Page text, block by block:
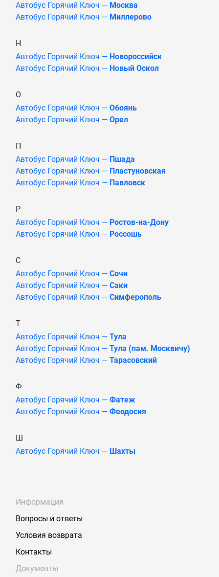
Автобус Горячий Ключ — Москва
Автобус Горячий Ключ — Миллерово
Н
Автобус Горячий Ключ — Новороссийск
Автобус Горячий Ключ — Новый Оскол
О
Автобус Горячий Ключ — Обоянь
Автобус Горячий Ключ — Орел
П
Автобус Горячий Ключ — Пшада
Автобус Горячий Ключ — Пластуновская
Автобус Горячий Ключ — Павловск
Р
Автобус Горячий Ключ — Ростов-на-Дону
Автобус Горячий Ключ — Россошь
С
Автобус Горячий Ключ — Сочи
Автобус Горячий Ключ — Саки
Автобус Горячий Ключ — Симферополь
Т
Автобус Горячий Ключ — Тула
Автобус Горячий Ключ — Тула (пам. Москвичу)
Автобус Горячий Ключ — Тарасовский
Ф
Автобус Горячий Ключ — Фатеж
Автобус Горячий Ключ — Феодосия
Ш
Автобус Горячий Ключ — Шахты
Информация
Вопросы и ответы
Условия возврата
Контакты
Документы